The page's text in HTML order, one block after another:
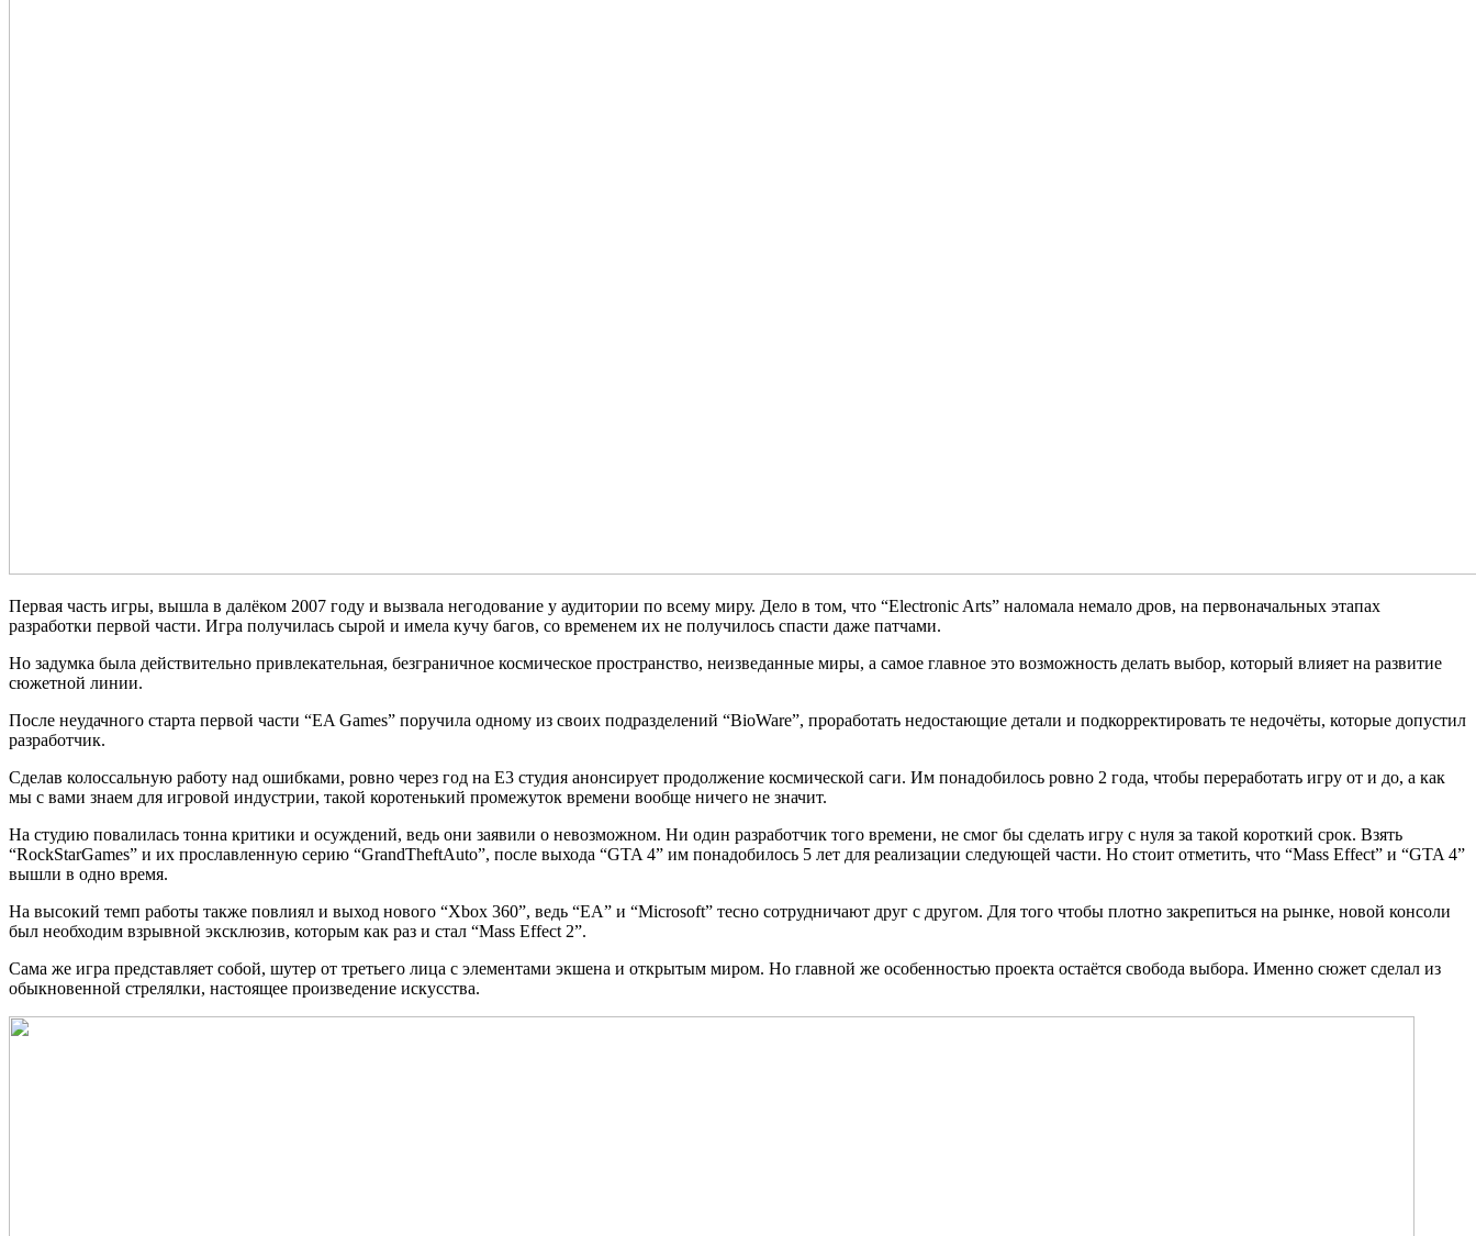
Первая часть игры, вышла в далёком 2007 году и вызвала негодование у аудитории по всему миру. Дело в том, что “Electronic Arts” наломала немало дров, на первоначальных этапах
разработки первой части. Игра получилась сырой и имела кучу багов, со временем их не получилось спасти даже патчами.
Но задумка была действительно привлекательная, безграничное космическое пространство, неизведанные миры, а самое главное это возможность делать выбор, который влияет на развитие
сюжетной линии.
После неудачного старта первой части “EA Games” поручила одному из своих подразделений “BioWare”, проработать недостающие детали и подкорректировать те недочёты, которые допустил
разработчик.
Сделав колоссальную работу над ошибками, ровно через год на E3 студия анонсирует продолжение космической саги. Им понадобилось ровно 2 года, чтобы переработать игру от и до, а как
мы с вами знаем для игровой индустрии, такой коротенький промежуток времени вообще ничего не значит.
На студию повалилась тонна критики и осуждений, ведь они заявили о невозможном. Ни один разработчик того времени, не смог бы сделать игру с нуля за такой короткий срок. Взять
“RockStarGames” и их прославленную серию “GrandTheftAuto”, после выхода “GTA 4” им понадобилось 5 лет для реализации следующей части. Но стоит отметить, что “Mass Effect” и “GTA 4”
вышли в одно время.
На высокий темп работы также повлиял и выход нового “Xbox 360”, ведь “EA” и “Microsoft” тесно сотрудничают друг с другом. Для того чтобы плотно закрепиться на рынке, новой консоли
был необходим взрывной эксклюзив, которым как раз и стал “Mass Effect 2”.
Сама же игра представляет собой, шутер от третьего лица с элементами экшена и открытым миром. Но главной же особенностью проекта остаётся свобода выбора. Именно сюжет сделал из
обыкновенной стрелялки, настоящее произведение искусства.